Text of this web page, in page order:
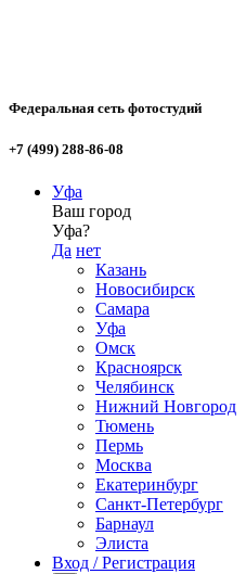
Федеральная сеть фотостудий
+7 (499) 288-86-08
Уфа
Ваш город
Уфа?
Да нет
Казань
Новосибирск
Самара
Уфа
Омск
Красноярск
Челябинск
Нижний Новгород
Тюмень
Пермь
Москва
Екатеринбург
Санкт-Петербург
Барнаул
Элиста
Вход / Регистрация